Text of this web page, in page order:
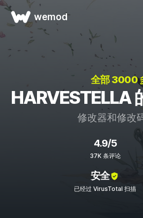
wemod
全部 3000
HARVESTELLA
修改器和修改
4.9/5
37K 条评论
安全
已经过 VirusTotal 扫描